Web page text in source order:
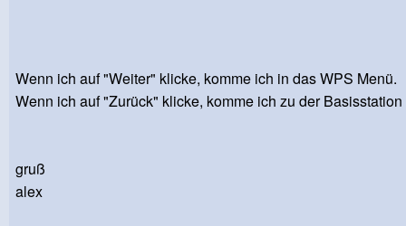
Wenn ich auf "Weiter" klicke, komme ich in das WPS Menü.
Wenn ich auf "Zurück" klicke, komme ich zu der
gruß
alex